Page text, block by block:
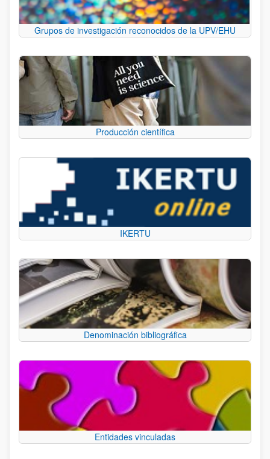
Grupos de investigación reconocidos de la UPV/EHU
Producción científica
IKERTU
Denominación bibliográfica
Entidades vinculadas